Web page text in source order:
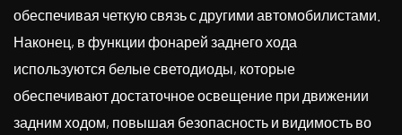
обеспечивая четкую связь с другими автомобилистами.
Наконец, в функции фонарей заднего хода
используются белые светодиоды, которые
обеспечивают достаточное освещение при движении
задним ходом, повышая безопасность и видимость во